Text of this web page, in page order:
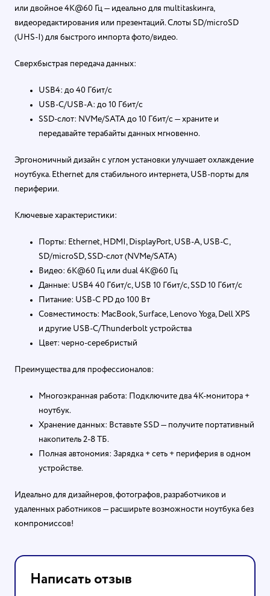
или двойное 4K@60 Гц — идеально для multitaskинга,
видеоредактирования или презентаций. Слоты SD/microSD
(UHS-I) для быстрого импорта фото/видео.
Сверхбыстрая передача данных:
USB4: до 40 Гбит/с
USB-C/USB-A: до 10 Гбит/с
SSD-слот: NVMe/SATA до 10 Гбит/с — храните и
передавайте терабайты данных мгновенно.
Эргономичный дизайн с углом установки улучшает охлаждение
ноутбука. Ethernet для стабильного интернета, USB-порты для
периферии.
Ключевые характеристики:
Порты: Ethernet, HDMI, DisplayPort, USB-A, USB-C,
SD/microSD, SSD-слот (NVMe/SATA)
Видео: 6K@60 Гц или dual 4K@60 Гц
Данные: USB4 40 Гбит/с, USB 10 Гбит/с, SSD 10 Гбит/с
Питание: USB-C PD до 100 Вт
Совместимость: MacBook, Surface, Lenovo Yoga, Dell XPS
и другие USB-C/Thunderbolt устройства
Цвет: черно-серебристый
Преимущества для профессионалов:
Многоэкранная работа: Подключите два 4K-монитора +
ноутбук.
Хранение данных: Вставьте SSD — получите портативный
накопитель 2-8 ТБ.
Полная автономия: Зарядка + сеть + периферия в одном
устройстве.
Идеально для дизайнеров, фотографов, разработчиков и
удаленных работников — расширьте возможности ноутбука без
компромиссов!
Написать отзыв